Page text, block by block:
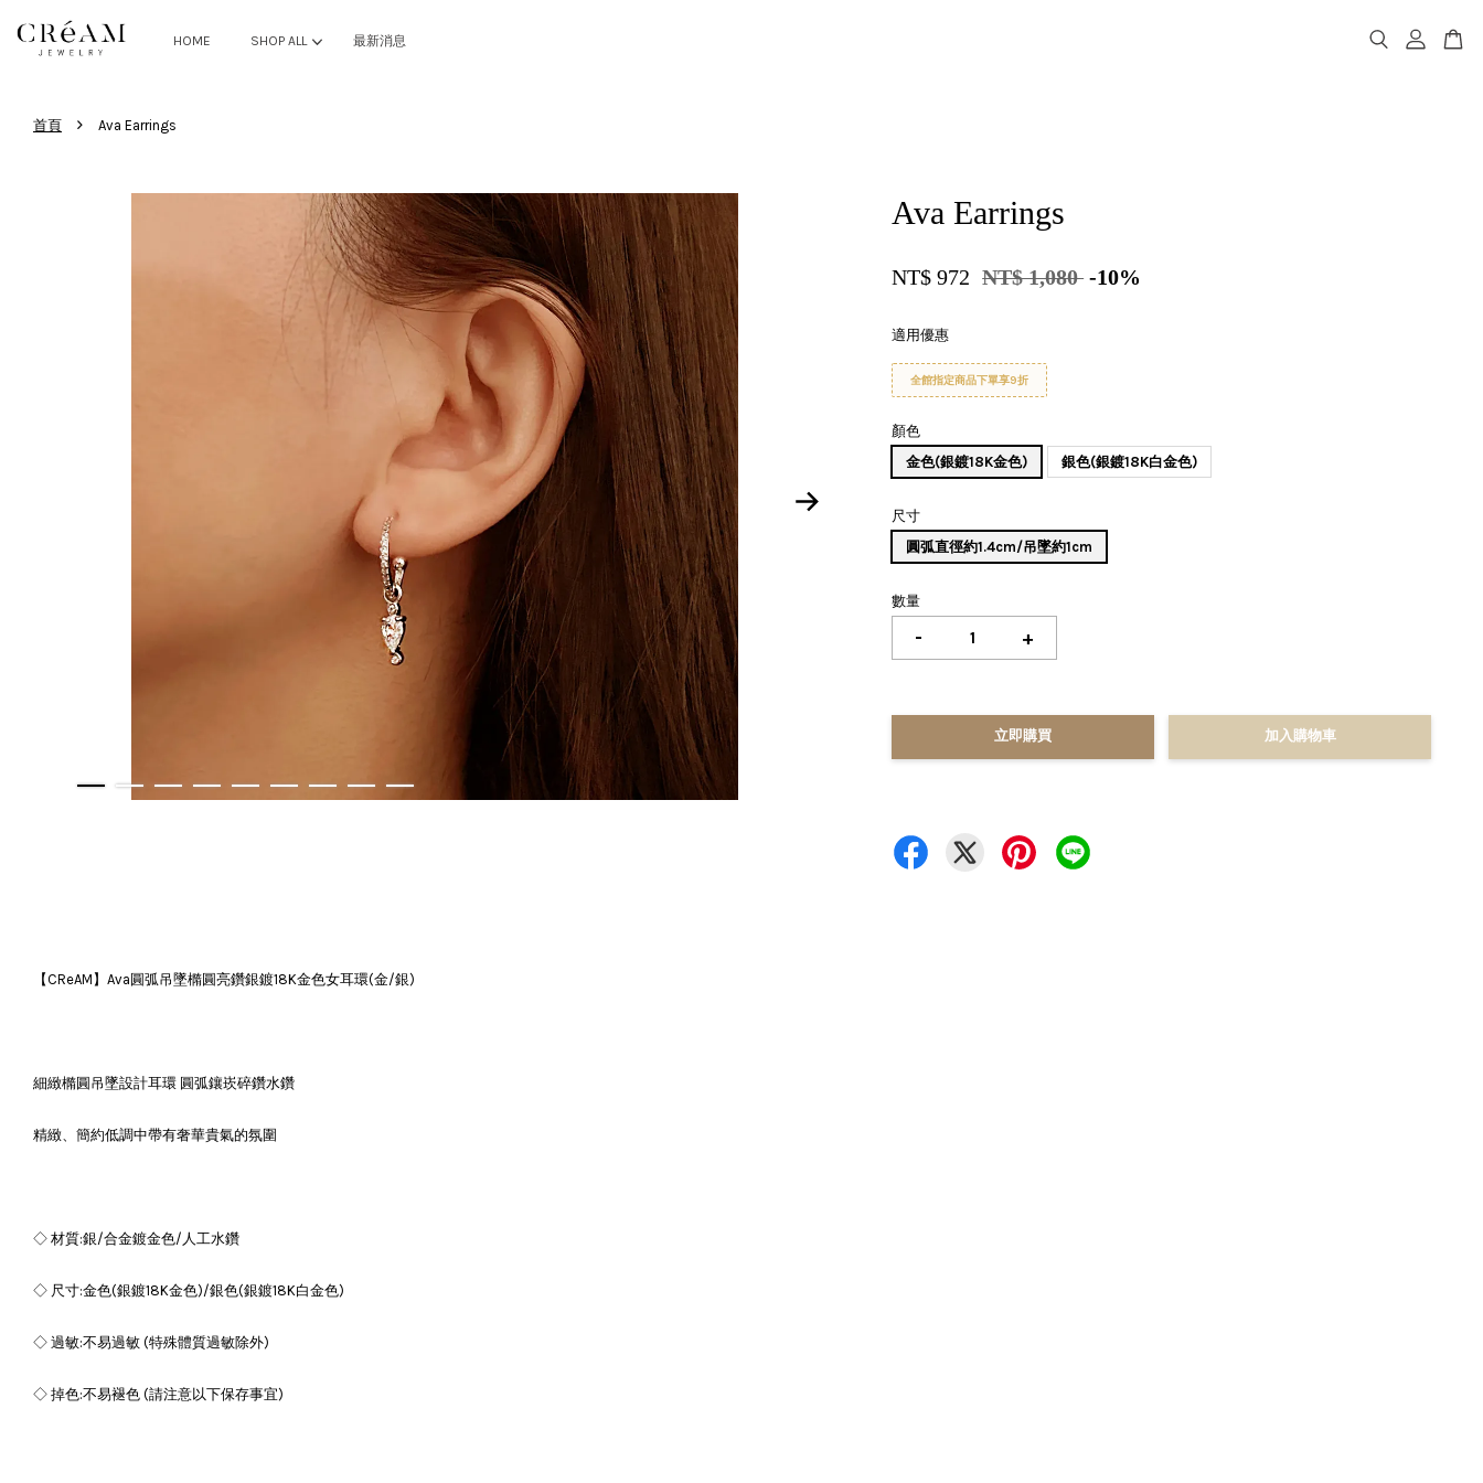
HOME SHOP ALL 最新消息
首頁 › Ava Earrings
Ava Earrings
NT$ 972 NT$ 1,080 -10%
適用優惠
全館指定商品下單享9折
顏色
金色(銀鍍18K金色)
銀色(銀鍍18K白金色)
尺寸
圓弧直徑約1.4cm/吊墜約1cm
數量
- +
立即購買 加入購物車
【CReAM】Ava圓弧吊墜橢圓亮鑽銀鍍18K金色女耳環(金/銀)
細緻橢圓吊墜設計耳環 圓弧鑲崁碎鑽水鑽
精緻、簡約低調中帶有奢華貴氣的氛圍
◇ 材質:銀/合金鍍金色/人工水鑽
◇ 尺寸:金色(銀鍍18K金色)/銀色(銀鍍18K白金色)
◇ 過敏:不易過敏 (特殊體質過敏除外)
◇ 掉色:不易褪色 (請注意以下保存事宜)
您的購物車目前還是空的。
繼續購物